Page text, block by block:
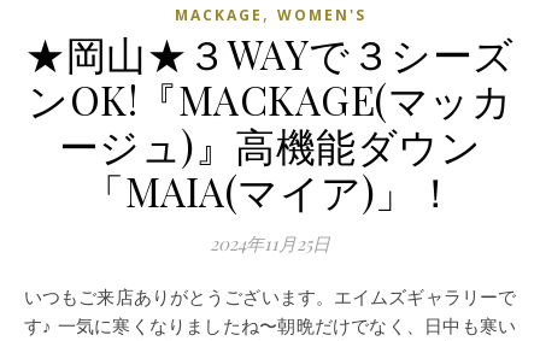
MACKAGE , WOMEN'S
★岡山★３WAYで３シーズ
ンOK!『MACKAGE(マッカ
ージュ)』高機能ダウン
「MAIA(マイア)」！
2024年11月25日
いつもご来店ありがとうございます。エイムズギャラリーで
す♪ 一気に寒くなりましたね〜朝晩だけでなく、日中も寒い